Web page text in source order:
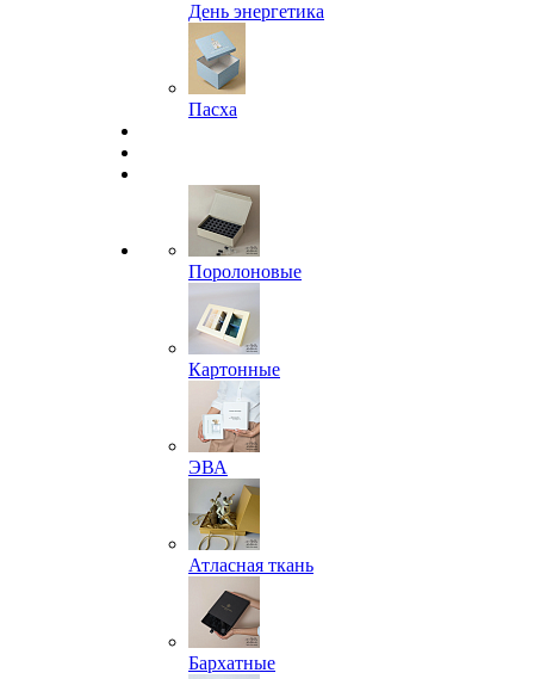
День энергетика
Пасха
Поролоновые
Картонные
ЭВА
Атласная ткань
Бархатные